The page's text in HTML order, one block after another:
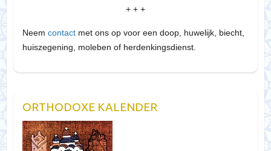
+ + +
Neem contactmet ons op voor een doop, huwelijk, biecht,
huiszegening, moleben of herdenkingsdienst.
ORTHODOXE KALENDER